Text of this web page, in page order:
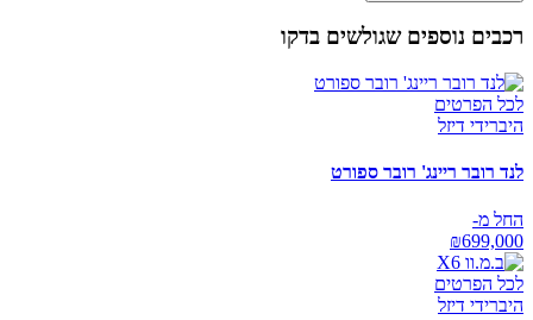
רכבים נוספים שגולשים בדקו
לכל הפרטים
היברידי דיזל
לנד רובר ריינג' רובר ספורט
החל מ-
₪699,000
לכל הפרטים
היברידי דיזל